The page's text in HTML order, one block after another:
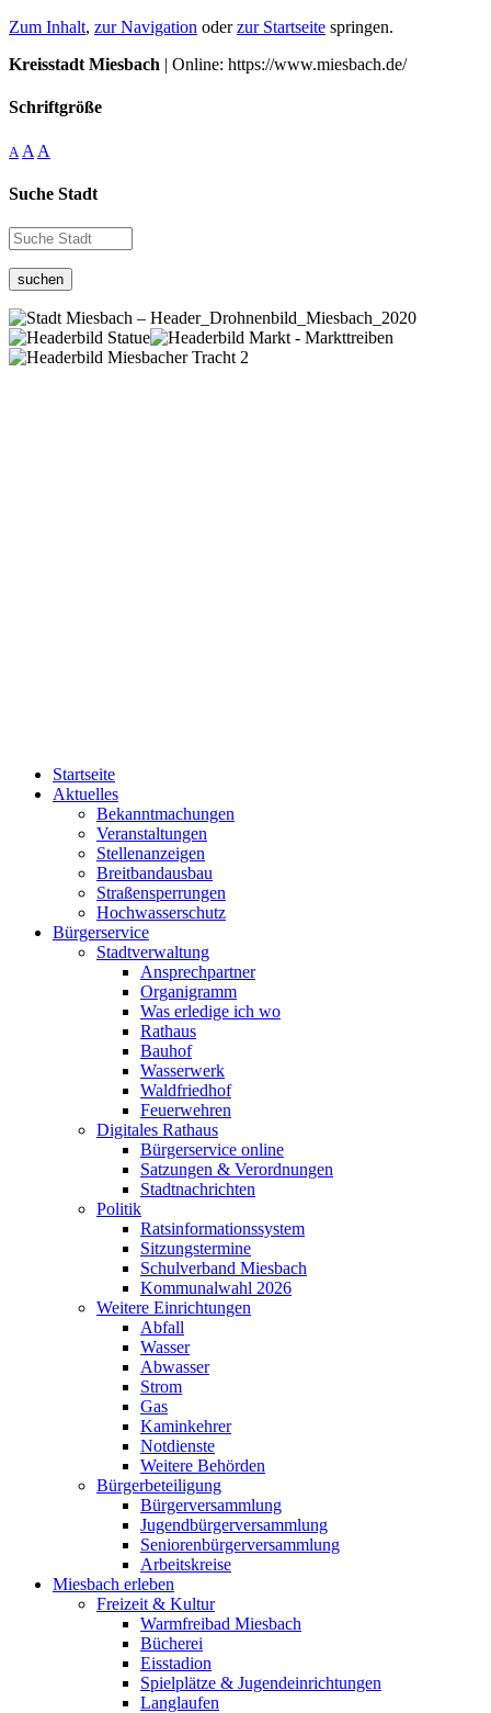
Zum Inhalt, zur Navigation oderzur Startseite springen.
Kreisstadt Miesbach | Online: https://www.miesbach.de/
Schriftgröße
A A A
Suche Stadt
suchen
Startseite
Aktuelles
Bekanntmachungen
Veranstaltungen
Stellenanzeigen
Breitbandausbau
Straßensperrungen
Hochwasserschutz
Bürgerservice
Stadtverwaltung
Ansprechpartner
Organigramm
Was erledige ich wo
Rathaus
Bauhof
Wasserwerk
Waldfriedhof
Feuerwehren
Digitales Rathaus
Bürgerservice online
Satzungen & Verordnungen
Stadtnachrichten
Politik
Ratsinformationssystem
Sitzungstermine
Schulverband Miesbach
Kommunalwahl 2026
Weitere Einrichtungen
Abfall
Wasser
Abwasser
Strom
Gas
Kaminkehrer
Notdienste
Weitere Behörden
Bürgerbeteiligung
Bürgerversammlung
Jugendbürgerversammlung
Seniorenbürgerversammlung
Arbeitskreise
Miesbach erleben
Freizeit & Kultur
Warmfreibad Miesbach
Bücherei
Eisstadion
Spielplätze & Jugendeinrichtungen
Langlaufen